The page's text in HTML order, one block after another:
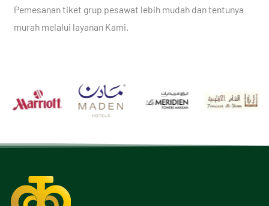
Pemesanan tiket grup pesawat lebih mudah dan tentunya
murah melalui layanan Kami.